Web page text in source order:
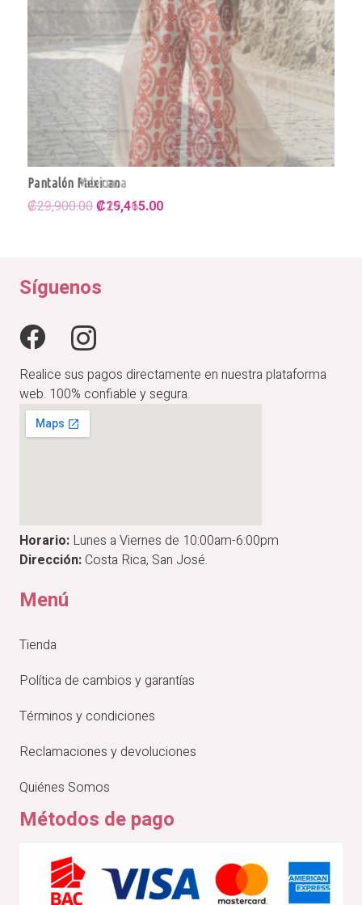
Pantalón Mexicana
₡29,900.00El
₡29,900.00.
₡25,415.00El
Síguenos
Realice sus pagos directamente en nuestra plataforma
web. 100% confiable y segura.
Horario: Lunes a Viernes de 10:00am-6:00pm
Dirección:Costa Rica, San José.
Menú
Tienda
Política de cambios y garantías
Términos y condiciones
Reclamaciones y devoluciones
Quiénes Somos
Métodos de pago